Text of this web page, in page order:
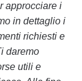
approcciare i
in dettaglio i
richiesti e
daremo
utili e